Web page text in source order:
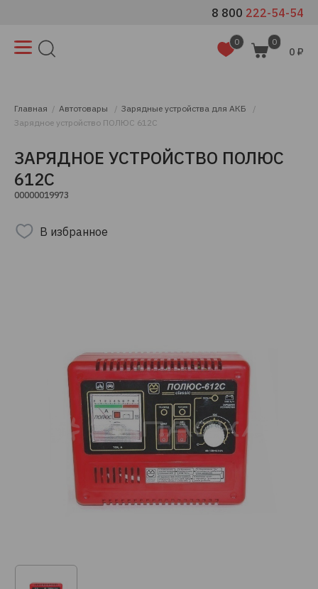
8 800 222-54-54
0 0
0 ₽
Главная Автотовары
Зарядные устройства для АКБ
Зарядное устройство ПОЛЮС 612С
ЗАРЯДНОЕ УСТРОЙСТВО ПОЛЮС
612С
00000019973
В избранное